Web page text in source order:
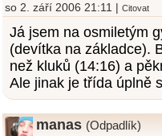
so 2. září 2006 21:11 | Citovat
Já jsem na osmiletým
(devítka na základce).
než kluků (14:16) a
Ale jinak je třída úplně
manas (Odpadlík)